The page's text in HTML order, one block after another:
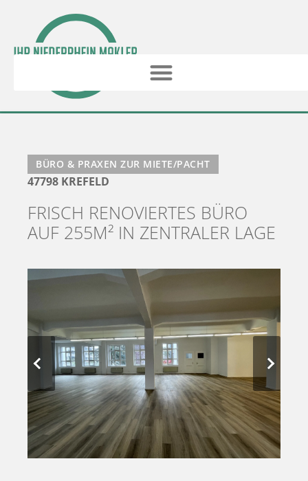
BÜRO & PRAXEN ZUR MIETE/PACHT
47798 KREFELD
FRISCH RENOVIERTES BÜRO
AUF 255M² IN ZENTRALER LAGE